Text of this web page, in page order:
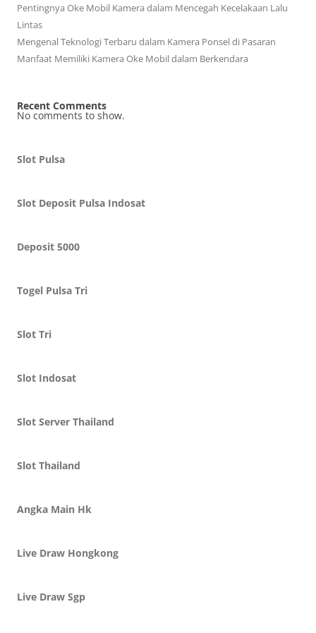
Pentingnya Oke Mobil Kamera dalam Mencegah Kecelakaan Lalu
Lintas
Mengenal Teknologi Terbaru dalam Kamera Ponsel di Pasaran
Manfaat Memiliki Kamera Oke Mobil dalam Berkendara
Recent Comments
No comments to show.
Slot Pulsa
Slot Deposit Pulsa Indosat
Deposit 5000
Togel Pulsa Tri
Slot Tri
Slot Indosat
Slot Server Thailand
Slot Thailand
Angka Main Hk
Live Draw Hongkong
Live Draw Sgp